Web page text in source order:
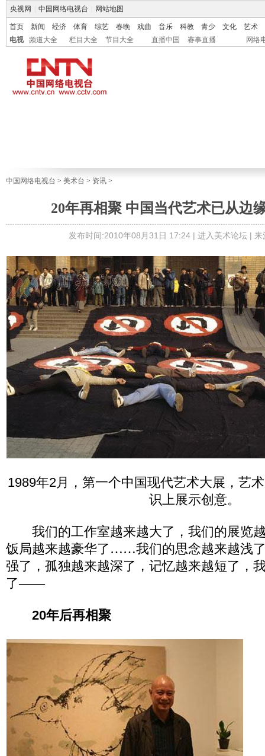
央视网 中国网络电视台 网站地图
首页 新闻 经济 体育 综艺 春晚 戏曲 音乐 科教 青少 文化
艺术
电视
频道大全 栏目大全 节目大全 直播中国 赛事直播 网络
中国网络电视台 > 美术台 > 资讯 >
20年再相聚 中国当代艺术已从边
发布时间:2010年08月31日 17:24 | 进入美术论坛| 来
1989年2月，第一个中国现代艺术大展，艺
识上展示创意。
我们的工作室越来越大了，我们的展览
饭局越来越豪华了……我们的思念越来越浅
强了，孤独越来越深了，记忆越来越短了，
了——
20年后再相聚